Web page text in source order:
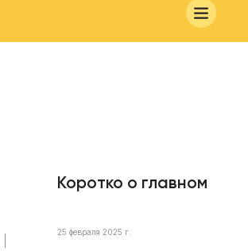
Коротко о главном
25 февраля 2025 г.